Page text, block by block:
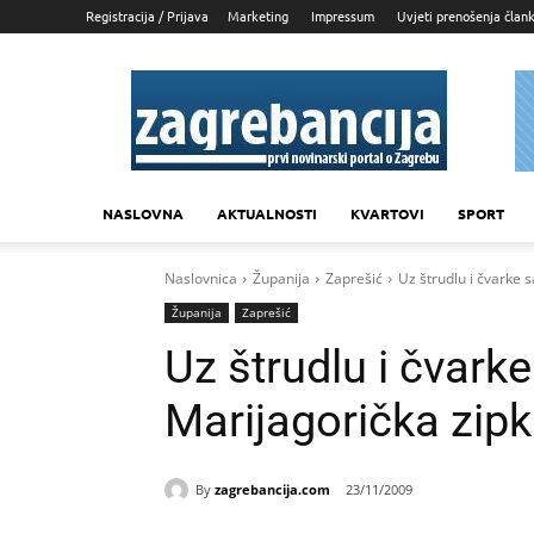
Registracija / Prijava Marketing Impressum Uvjeti prenošenja
Zagrebancija
NASLOVNA AKTUALNOSTI KVARTOVI SPORT
Naslovnica Županija Zaprešić Uz štrudlu i čvarke
Županija Zaprešić
Uz štrudlu i
Marijagorička
By zagrebancija.com 23/11/2009